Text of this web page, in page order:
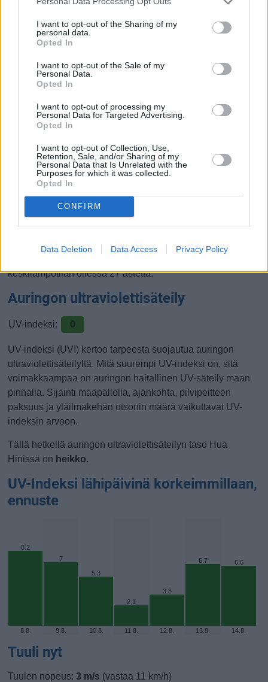
I want to opt-out of the Sharing of my
personal data.
Opted In
I want to opt-out of the Sale of my
Personal Data.
Opted In
I want to opt-out of processing my
Personal Data for Targeted Advertising.
Opted In
I want to opt-out of Collection, Use,
Retention, Sale, and/or Sharing of my
Personal Data that Is Unrelated with the
Purposes for which it was collected.
Opted In
CONFIRM
Data Deletion Data Access Privacy Policy
0.7 mm
2.7 mm 2.4 mm
Parhaat matkustusajat
Aiempina vuosina Hua Hinin lämpimimmät neljä kuukautta
huhtikuu, kesäkuu ja heinäkuu. Näiden kuukausien aikana
lämpötila on tavanomaisesti pysytellyt 26 asteen ja 34
asteen välillä vuorokauden keskilämpötilan ollessa 30
Aiempina vuosina kylmimmät neljä kuukautta (alkaen
lokakuu. Näiden kuukausien aikana lämpötila on vaihdellut
keskilämpötilan ollessa 27 astetta.
Auringon ultraviolettisäteily
UV-indeksi: 0
UV-indeksi (UVI) kertoo tarpeesta suojautua auringon
ultraviolettisäteilyltä. Mitä suurempi UV-indeksi on, sitä
voimakkaampaa on auringon haitallinen UV-säteily maan
pinnalla. Sijainti maapallolla, ajankohta, pilvipeitteen
paksuus ja yläilmakehän otsonin määrä vaikuttavat UV-
indeksin arvoon.
Tällä hetkellä auringon ultraviolettisäteilyn taso Hua
Hinissä on heikko.
UV-Indeksi lähipäivinä korkeimmillaan,
ennuste
8.2
7
5.3
2.1
3.3
6.7 6.6
8.8. 9.8. 10.8. 11.8. 12.8. 13.8. 14.8.
Tuuli nyt
Tuulen nopeus:3 m/s (vastaa 11 km/h)